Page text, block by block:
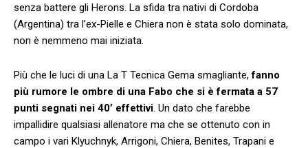
senza battere gli Herons. La sfida tra nativi di Cordoba
(Argentina) tra l’ex-Pielle e Chiera non è stata solo dominata,
non è nemmeno mai iniziata.
Più che le luci di una La T Tecnica Gema smagliante,fanno
più rumore le ombre di una Fabo che si è fermata a 57
punti segnati nei 40’ effettivi. Un dato che farebbe
impallidire qualsiasi allenatore ma che se ottenuto con in
campo i vari Klyuchnyk, Arrigoni, Chiera, Benites, Trapani e